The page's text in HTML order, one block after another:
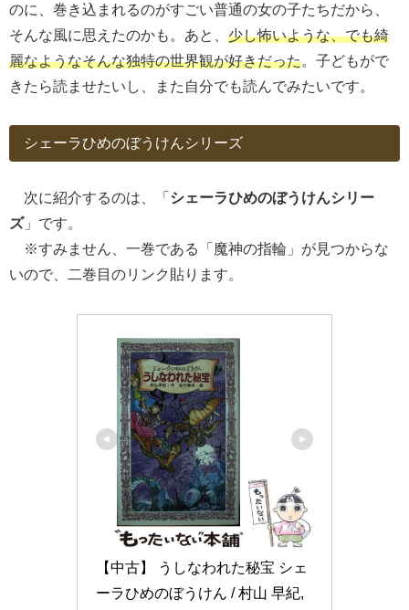
のに、巻き込まれるのがすごい普通の女の子たちだから、
そんな風に思えたのかも。あと、 少し怖いような、でも綺
麗なようなそんな独特の世界観が好きだった。子どもがで
きたら読ませたいし、また自分でも読んでみたいです。
シェーラひめのぼうけんシリーズ
次に紹介するのは、「 シェーラひめのぼうけんシリー
ズ」です。
※すみません、一巻である「魔神の指輪」が見つからな
いので、二巻目のリンク貼ります。
【中古】 うしなわれた秘宝 シェ
ーラひめのぼうけん / 村山 早紀,